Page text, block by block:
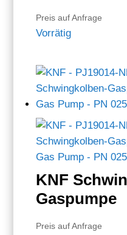
Preis auf Anfrage
Vorrätig
KNF
Gaspumpe
Preis auf Anfrage